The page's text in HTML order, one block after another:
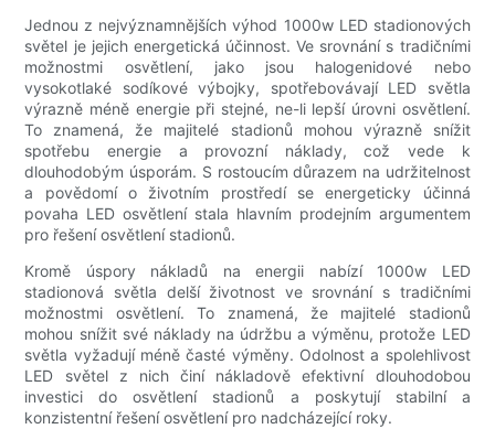
Jednou z nejvýznamnějších výhod 1000w LED stadionových
světel je jejich energetická účinnost. Ve srovnání s tradičními
možnostmi osvětlení, jako jsou halogenidové nebo
vysokotlaké sodíkové výbojky, spotřebovávají LED světla
výrazně méně energie při stejné, ne-li lepší úrovni osvětlení.
To znamená, že majitelé stadionů mohou výrazně snížit
spotřebu energie a provozní náklady, což vede k
dlouhodobým úsporám. S rostoucím důrazem na udržitelnost
a povědomí o životním prostředí se energeticky účinná
povaha LED osvětlení stala hlavním prodejním argumentem
pro řešení osvětlení stadionů.
Kromě úspory nákladů na energii nabízí 1000w LED
stadionová světla delší životnost ve srovnání s tradičními
možnostmi osvětlení. To znamená, že majitelé stadionů
mohou snížit své náklady na údržbu a výměnu, protože LED
světla vyžadují méně časté výměny. Odolnost a spolehlivost
LED světel z nich činí nákladově efektivní dlouhodobou
investici do osvětlení stadionů a poskytují stabilní a
konzistentní řešení osvětlení pro nadcházející roky.